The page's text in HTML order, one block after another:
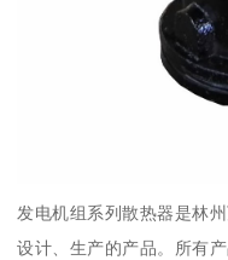
发电机组系列散热器是林
设计、生产的产品。所有